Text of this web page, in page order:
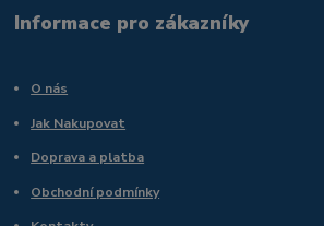
Informace pro zákazníky
O nás
Jak Nakupovat
Doprava a platba
Obchodní podmínky